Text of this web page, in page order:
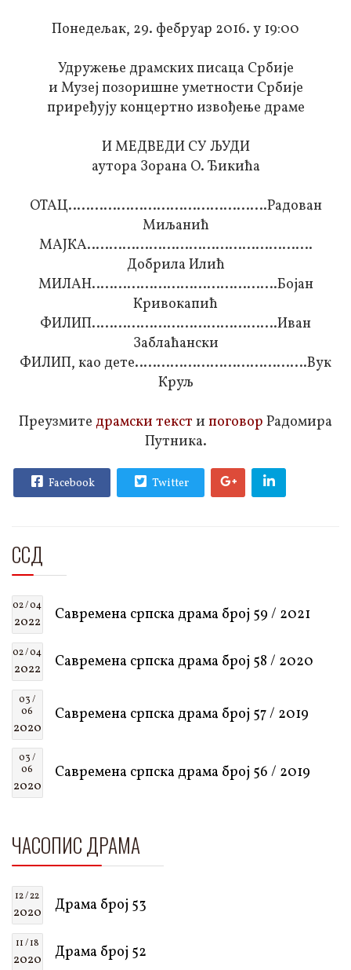
Понедељак, 29. фебруар 2016. у 19:00
Удружење драмских писаца Србије
и Музеј позоришне уметности Србије
приређују концертно извођење драме
И МЕДВЕДИ СУ ЉУДИ
аутора Зорана О. Ђикића
ОТАЦ………………………………………Радован
Миљанић
МАЈКА……………………………………………
Добрила Илић
МИЛАН……………………………………Бојан
Кривокапић
ФИЛИП……………………………………Иван
Заблаћански
ФИЛИП, као дете…………………………………Вук
Круљ
Преузмите драмски текст и поговор Радомира
Путника.
Facebook Twitter
ССД
02 / 04
2022 Савремена српска драма број 59 / 2021
02 / 04
2022 Савремена српска драма број 58 / 2020
03 /
06
2020
Савремена српска драма број 57 / 2019
03 /
06
2020
Савремена српска драма број 56 / 2019
ЧАСОПИС ДРАМА
12 / 22
2020 Драма број 53
11 / 18
2020 Драма број 52